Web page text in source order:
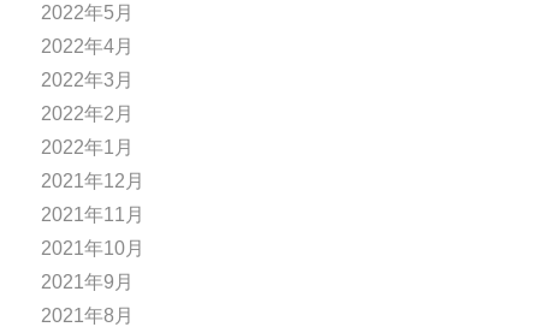
2022年5月
2022年4月
2022年3月
2022年2月
2022年1月
2021年12月
2021年11月
2021年10月
2021年9月
2021年8月